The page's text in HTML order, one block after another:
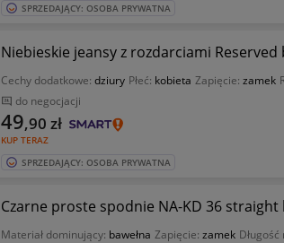
SPRZEDAJĄCY: OSOBA PRYWATNA
Niebieskie jeansy z rozdarciami
Cechy dodatkowe: dziury Płeć: kobieta Zapięcie: zamek
do negocjacji
KUP TERAZ
49,90 zł
SPRZEDAJĄCY: OSOBA PRYWATNA
Czarne proste spodnie NA-KD 36
Materiał dominujący: bawełna Zapięcie: zamek